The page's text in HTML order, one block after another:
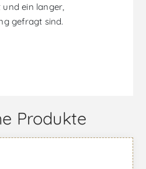
ein langer,
gefragt sind.
Produkte